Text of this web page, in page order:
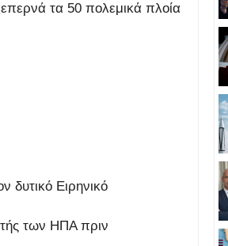
τα 50 πολεμικά πλοία
δυτικό Ειρηνικό
των ΗΠΑ πριν